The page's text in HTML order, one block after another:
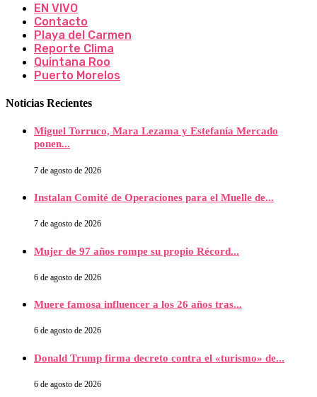
EN VIVO
Contacto
Playa del Carmen
Reporte Clima
Quintana Roo
Puerto Morelos
Noticias Recientes
Miguel Torruco, Mara Lezama y Estefanía Mercado
ponen...
7 de agosto de 2026
Instalan Comité de Operaciones para el Muelle de...
7 de agosto de 2026
Mujer de 97 años rompe su propio Récord...
6 de agosto de 2026
Muere famosa influencer a los 26 años tras...
6 de agosto de 2026
Donald Trump firma decreto contra el «turismo» de...
6 de agosto de 2026